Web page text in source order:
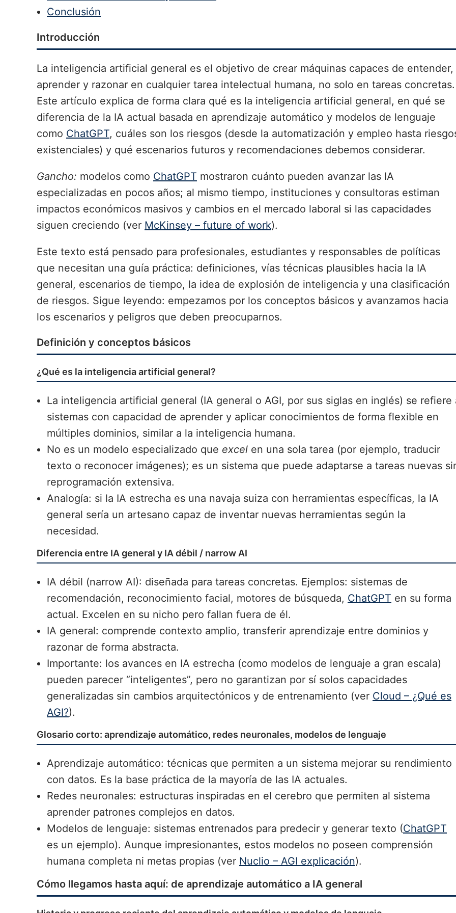
Conclusión
Introducción
La inteligencia artificial general es el objetivo de crear máquinas capaces de entender,
aprender y razonar en cualquier tarea intelectual humana, no solo en tareas concretas.
Este artículo explica de forma clara qué es la inteligencia artificial general, en qué se
diferencia de la IA actual basada en aprendizaje automático y modelos de lenguaje
como ChatGPT, cuáles son los riesgos (desde la automatización y empleo hasta
existenciales) y qué escenarios futuros y recomendaciones debemos considerar.
Gancho: modelos como ChatGPT mostraron cuánto pueden avanzar las IA
especializadas en pocos años; al mismo tiempo, instituciones y consultoras estiman
impactos económicos masivos y cambios en el mercado laboral si las capacidades
siguen creciendo (ver McKinsey – future of work).
Este texto está pensado para profesionales, estudiantes y responsables de políticas
que necesitan una guía práctica: definiciones, vías técnicas plausibles hacia la IA
general, escenarios de tiempo, la idea de explosión de inteligencia y una clasificación
de riesgos. Sigue leyendo: empezamos por los conceptos básicos y avanzamos hacia
los escenarios y peligros que deben preocuparnos.
Definición y conceptos básicos
¿Qué es la inteligencia artificial general?
La inteligencia artificial general (IA general o AGI, por sus siglas en inglés) se refiere
sistemas con capacidad de aprender y aplicar conocimientos de forma flexible en
múltiples dominios, similar a la inteligencia humana.
No es un modelo especializado que excel en una sola tarea (por ejemplo, traducir
texto o reconocer imágenes); es un sistema que puede adaptarse a tareas nuevas
reprogramación extensiva.
Analogía: si la IA estrecha es una navaja suiza con herramientas específicas, la IA
general sería un artesano capaz de inventar nuevas herramientas según la
necesidad.
Diferencia entre IA general y IA débil / narrow AI
IA débil (narrow AI): diseñada para tareas concretas. Ejemplos: sistemas de
recomendación, reconocimiento facial, motores de búsqueda, ChatGPT en su forma
actual. Excelen en su nicho pero fallan fuera de él.
IA general: comprende contexto amplio, transferir aprendizaje entre dominios y
razonar de forma abstracta.
Importante: los avances en IA estrecha (como modelos de lenguaje a gran escala)
pueden parecer “inteligentes”, pero no garantizan por sí solos capacidades
generalizadas sin cambios arquitectónicos y de entrenamiento (ver Cloud – ¿Qué es
AGI?).
Glosario corto: aprendizaje automático, redes neuronales, modelos de lenguaje
Aprendizaje automático: técnicas que permiten a un sistema mejorar su rendimiento
con datos. Es la base práctica de la mayoría de las IA actuales.
Redes neuronales: estructuras inspiradas en el cerebro que permiten al sistema
aprender patrones complejos en datos.
Modelos de lenguaje: sistemas entrenados para predecir y generar texto (ChatGPT
es un ejemplo). Aunque impresionantes, estos modelos no poseen comprensión
humana completa ni metas propias (ver Nuclio – AGI explicación).
Cómo llegamos hasta aquí: de aprendizaje automático a IA general